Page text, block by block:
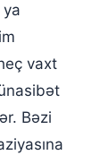
ya
vaxt
Bəzi